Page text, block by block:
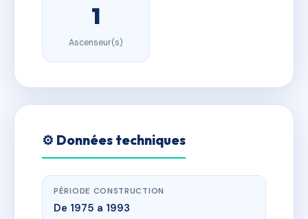
1
Ascenseur(s)
⚙️ Données techniques
PÉRIODE CONSTRUCTION
De 1975 a 1993